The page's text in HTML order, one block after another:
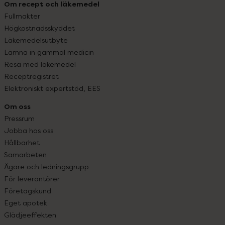
Om recept och läkemedel
Fullmakter
Högkostnadsskyddet
Läkemedelsutbyte
Lämna in gammal medicin
Resa med läkemedel
Receptregistret
Elektroniskt expertstöd, EES
Om oss
Pressrum
Jobba hos oss
Hållbarhet
Samarbeten
Ägare och ledningsgrupp
För leverantörer
Företagskund
Eget apotek
Glädjeeffekten